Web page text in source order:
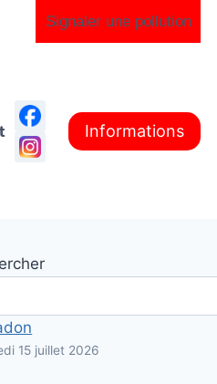
Signaler une pollution
Informations
15 juillet 2026